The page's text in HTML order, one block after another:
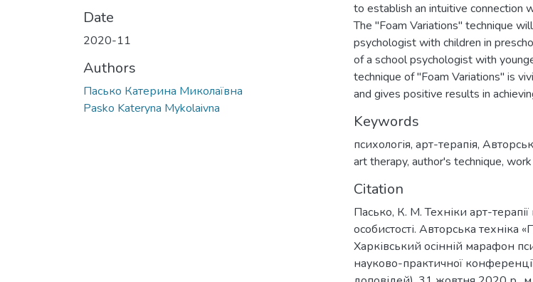
Date
2020-11
Authors
Пасько Катерина Миколаївна
Pasko Kateryna Mykolaivna
to establish an intuitive connection
The "Foam Variations" technique
psychologist with children in
of a school psychologist with
technique of "Foam Variations" is
and gives positive results in
Keywords
психологія, арт-терапія,
art therapy, author's technique,
Citation
Пасько, К. М. Техніки арт-
особистості. Авторська техніка
Харківський осінній марафон
науково-практичної